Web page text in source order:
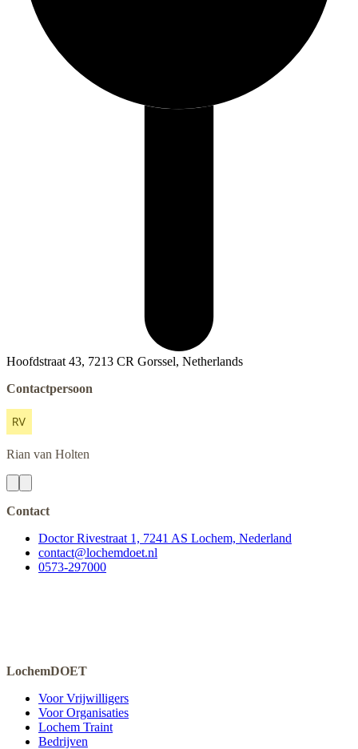
Hoofdstraat 43, 7213 CR Gorssel, Netherlands
Contactpersoon
Rian van Holten
Contact
Doctor Rivestraat 1, 7241 AS Lochem, Nederland
contact@lochemdoet.nl
0573-297000
LochemDOET
Voor Vrijwilligers
Voor Organisaties
Lochem Traint
Bedrijven